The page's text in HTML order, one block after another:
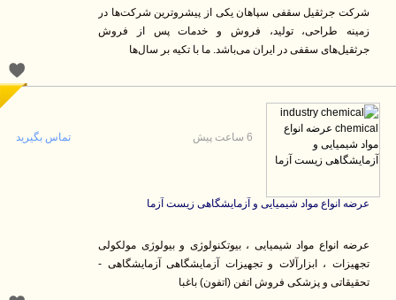
شرکت جرثقیل سقفی سپاهان یکی از پیشروترین شرکت‌ها در
زمینه طراحی، تولید، فروش و خدمات پس از فروش
جرثقیل‌های سقفی در ایران می‌باشد. ما با تکیه بر سال‌ها
عرضه انواع مواد شیمیایی و آزمایشگاهی زیست آزما
عرضه انواع مواد شیمیایی ، بیوتکنولوژی و بیولوژی مولکولی
تجهیزات ، ابزارآلات و تجهیزات آزمایشگاهی آزمایشگاهی -
تحقیقاتی و پزشکی فروش اتفن (اتفون) باغبا
تماس بگیرید